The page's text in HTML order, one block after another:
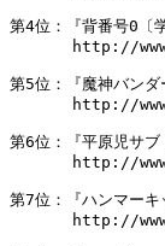
第4位：『背番号0〔
http://
第5位：『魔神バン
http://
第6位：『平原児サ
http://
第7位：『ハンマー
http://